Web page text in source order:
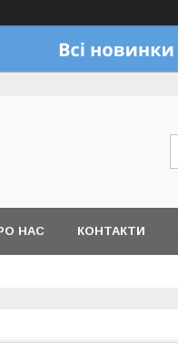
НАС КОНТАКТИ